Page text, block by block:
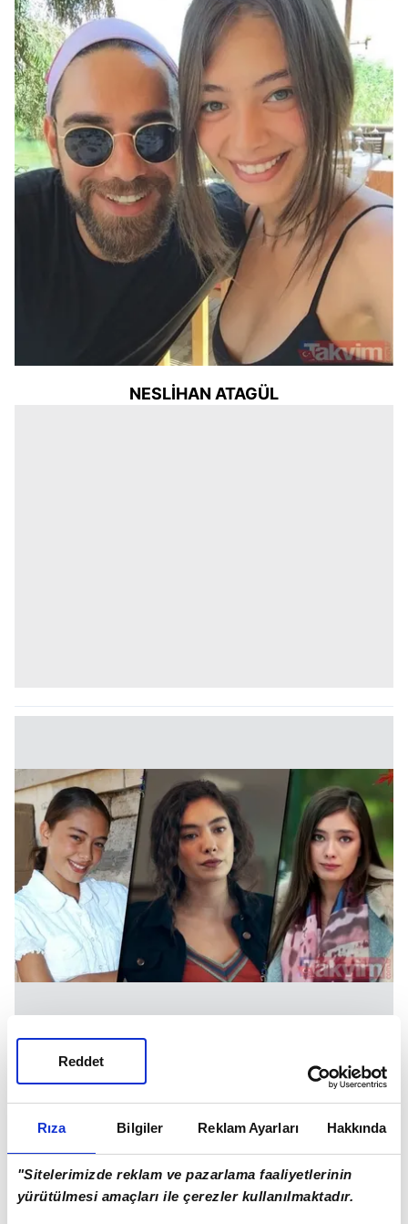
Rıza Bilgiler Reklam Ayarları Hakkında
"Sitelerimizde reklam ve pazarlama faaliyetlerinin
yürütülmesi amaçları ile çerezler kullanılmaktadır.
Reddet
NESLİHAN ATAGÜL